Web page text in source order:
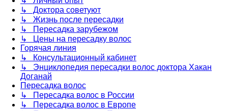
↳ Доктора советуют
↳ Жизнь после пересадки
↳ Пересадка зарубежом
↳ Цены на пересадку волос
Горячая линия
↳ Консультационный кабинет
↳ Энциклопедия пересадки волос доктора Хакан
Доганай
Пересадка волос
↳ Пересадка волос в России
↳ Пересадка волос в Европе